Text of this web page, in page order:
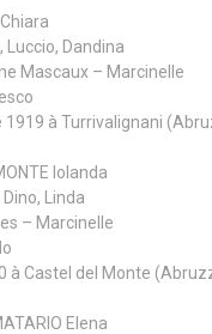
Dandina
Mascaux – Marcinelle
1919 à Turrivalignani
Iolanda
Linda
– Marcinelle
à Castel del Monte
Elena